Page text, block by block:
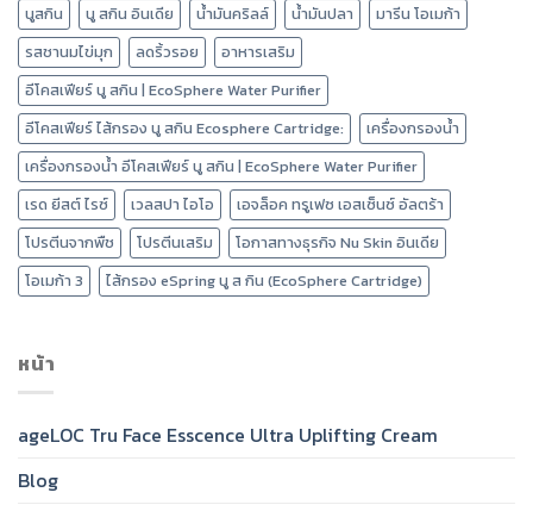
นูสกิน
นู สกิน อินเดีย น้ำมันคริลล์ น้ำมันปลา
มารีน โอเมก้า
รสชานมไข่มุก
ลดริ้วรอย
อาหารเสริม
อีโคสเฟียร์ นู สกิน | EcoSphere Water Purifier
อีโคสเฟียร์ ไส้กรอง นู สกิน Ecosphere Cartridge:
เครื่องกรองน้ำ
เครื่องกรองน้ำ อีโคสเฟียร์ นู สกิน | EcoSphere Water Purifier
เรด ยีสต์ ไรซ์
เวลสปา ไอโอ
เอจล็อค ทรูเฟซ เอสเซ็นซ์ อัลตร้า
โปรตีนจากพืช
โปรตีนเสริม
โอกาสทางธุรกิจ Nu Skin อินเดีย
โอเมก้า 3
ไส้กรอง eSpring นู ส กิน (EcoSphere Cartridge)
หน้า
ageLOC Tru Face Esscence Ultra Uplifting Cream
Blog